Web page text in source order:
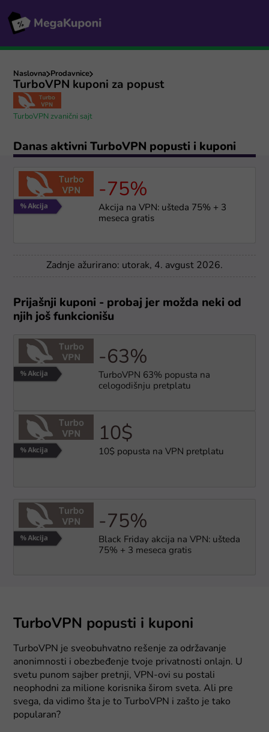
Naslovna Prodavnice
TurboVPN kuponi za popust
TurboVPN zvanični sajt
Danas aktivni TurboVPN popusti i kuponi
-75%
Akcija na VPN: ušteda 75% + 3
meseca gratis
Zadnje ažurirano: utorak, 4. avgust 2026.
Prijašnji kuponi - probaj jer možda neki od
njih još funkcionišu
-63%
TurboVPN 63% popusta na
celogodišnju pretplatu
10$
10$ popusta na VPN pretplatu
-75%
Black Friday akcija na VPN: ušteda
75% + 3 meseca gratis
TurboVPN popusti i kuponi
TurboVPN je sveobuhvatno rešenje za održavanje
anonimnosti i obezbeđenje tvoje privatnosti onlajn. U
svetu punom sajber pretnji, VPN-ovi su postali
neophodni za milione korisnika širom sveta. Ali pre
svega, da vidimo šta je to TurboVPN i zašto je tako
popularan?